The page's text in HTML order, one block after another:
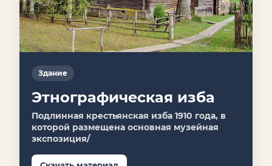
Здание
Этнографическая изба
Подлинная крестьянская изба 1910 года, в
которой размещена основная музейная
экспозиция/